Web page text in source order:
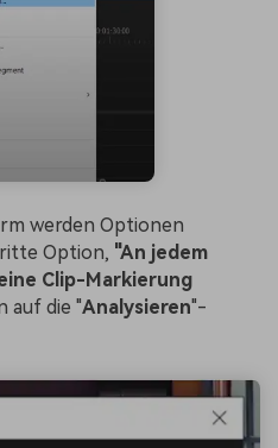
werden Optionen
Option, "An jedem
Clip-Markierung
auf die "Analysieren"-